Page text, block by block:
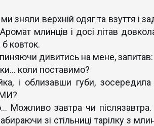
зняли верхній одяг та взуття і
млинців і досі літав
ковток.
дивитись на мене, запитав:
коли поставимо?
і облизавши губи, зосередила
завтра чи післязавтра.
зі стільниці тарілку з